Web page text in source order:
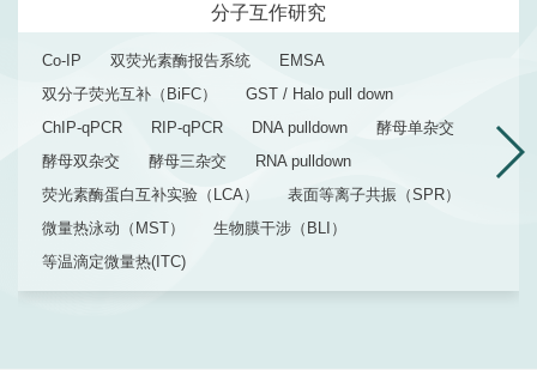
分子互作研究
Co-IP 双荧光素酶报告系统
EMSA
双分子荧光互补（BiFC）
GST / Halo pull down
ChIP-qPCR
RIP-qPCR DNA pulldown
酵母单杂交
酵母双杂交
酵母三杂交
RNA pulldown
荧光素酶蛋白互补实验（LCA）
表面等离子共振（SPR）
微量热泳动（MST）
生物膜干涉（BLI）
等温滴定微量热(ITC)